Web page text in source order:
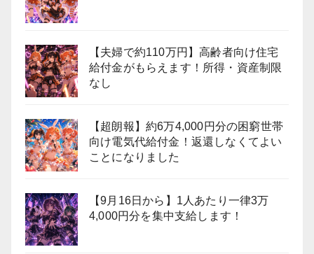
【夫婦で約110万円】高齢者向け住宅
給付金がもらえます！所得・資産制限
なし
【超朗報】約6万4,000円分の困窮世帯
向け電気代給付金！返還しなくてよい
ことになりました
【9月16日から】1人あたり一律3万
4,000円分を集中支給します！